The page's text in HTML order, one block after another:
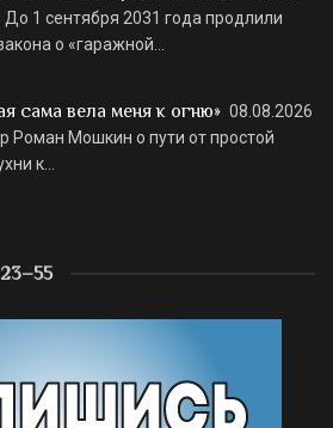
До 1 сентября 2031 года продлили
о «гаражной…
сама вела меня к огню» 08.08.2026
Роман Мошкин о пути от простой
к…